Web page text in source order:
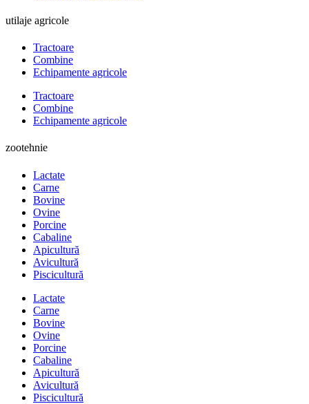
utilaje agricole
Tractoare
Combine
Echipamente agricole
Tractoare
Combine
Echipamente agricole
zootehnie
Lactate
Carne
Bovine
Ovine
Porcine
Cabaline
Apicultură
Avicultură
Piscicultură
Lactate
Carne
Bovine
Ovine
Porcine
Cabaline
Apicultură
Avicultură
Piscicultură